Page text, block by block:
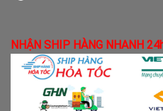
NHẬN SHIP HÀNG NHANH